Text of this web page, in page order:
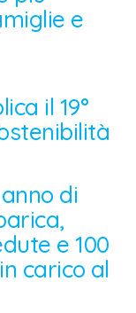
e
il 19°
di
e 100
carico al